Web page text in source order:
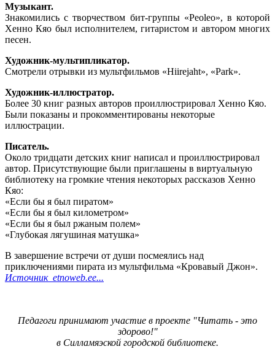
Музыкант.
Знакомились с творчеством бит-группы «Peoleo», в которой
Хенно Кяо был исполнителем, гитаристом и автором многих
песен.
Художник-мультипликатор.
Смотрели отрывки из мультфильмов «Hiirejaht», «Park».
Художник-иллюстратор.
Более 30 книг разных авторов проиллюстрировал Хенно Кяо.
Были показаны и прокомментированы некоторые
иллюстрации.
Писатель.
Около тридцати детских книг написал и проиллюстрировал
автор. Присутствующие были приглашены в виртуальную
библиотеку на громкие чтения некоторых рассказов Хенно
Кяо:
«Если бы я был пиратом»
«Если бы я был километром»
«Если бы я был ржаным полем»
«Глубокая лягушиная матушка»
В завершение встречи от души посмеялись над
приключениями пирата из мультфильма «Кровавый Джон».
Источник etnoweb.ee...
Педагоги принимают участие в проекте "Читать - это
здорово!"
в Силламяэской городской библиотеке.